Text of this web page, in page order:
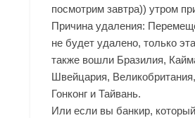
посмотрим завтра)) утром
Причина удаления:
не будет удалено, только
также вошли Бразилия,
Швейцария,
Гонконг и Тайвань.
Или если вы банкир,